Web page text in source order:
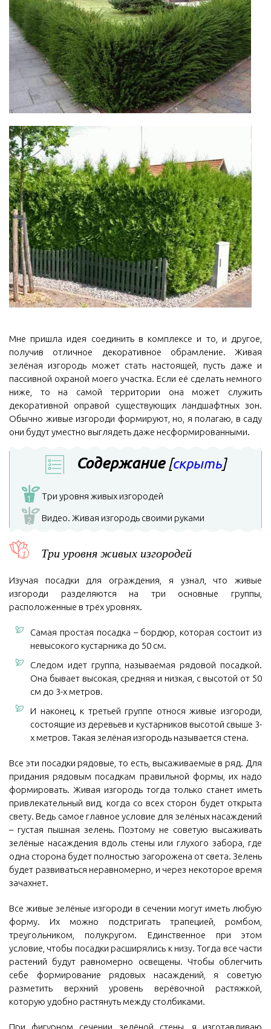
Мне пришла идея соединить в комплексе и то, и другое,
получив отличное декоративное обрамление. Живая
зелёная изгородь может стать настоящей, пусть даже и
пассивной охраной моего участка. Если её сделать немного
ниже, то на самой территории она может служить
декоративной оправой существующих ландшафтных зон.
Обычно живые изгороди формируют, но, я полагаю, в саду
они будут уместно выглядеть даже несформированными.
Содержание [скрыть]
1 Три уровня живых изгородей
2 Видео. Живая изгородь своими руками
Три уровня живых изгородей
Изучая посадки для ограждения, я узнал, что живые
изгороди разделяются на три основные группы,
расположенные в трёх уровнях.
Самая простая посадка – бордюр, которая состоит из
невысокого кустарника до 50 см.
Следом идет группа, называемая рядовой посадкой.
Она бывает высокая, средняя и низкая, с высотой от 50
см до 3-х метров.
И наконец, к третьей группе относя живые изгороди,
состоящие из деревьев и кустарников высотой свыше 3-
х метров. Такая зелёная изгородь называется стена.
Все эти посадки рядовые, то есть, высаживаемые в ряд. Для
придания рядовым посадкам правильной формы, их надо
формировать. Живая изгородь тогда только станет иметь
привлекательный вид, когда со всех сторон будет открыта
свету. Ведь самое главное условие для зелёных насаждений
– густая пышная зелень. Поэтому не советую высаживать
зелёные насаждения вдоль стены или глухого забора, где
одна сторона будет полностью загорожена от света. Зелень
будет развиваться неравномерно, и через некоторое время
зачахнет.
Все живые зелёные изгороди в сечении могут иметь любую
форму. Их можно подстригать трапецией, ромбом,
треугольником, полукругом. Единственное при этом
условие, чтобы посадки расширялись к низу. Тогда все части
растений будут равномерно освещены. Чтобы облегчить
себе формирование рядовых насаждений, я советую
разметить верхний уровень верёвочной растяжкой,
которую удобно растянуть между столбиками.
При фигурном сечении зелёной стены, я изготавливаю